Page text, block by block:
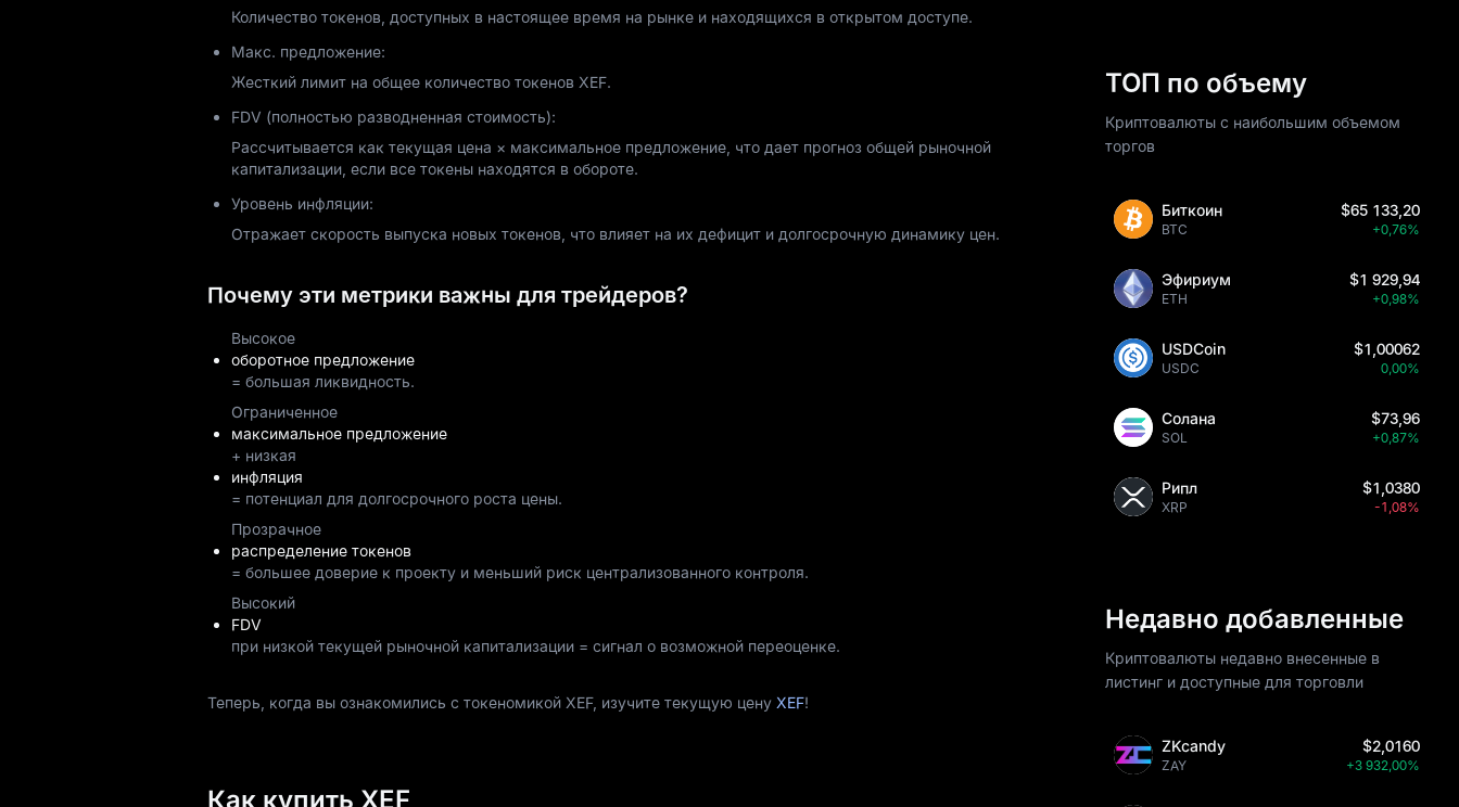
Количество токенов, доступных в настоящее время на рынке и находящихся в открытом доступе.
Макс. предложение:
Жесткий лимит на общее количество токенов XEF.
FDV (полностью разводненная стоимость):
Рассчитывается как текущая цена × максимальное предложение, что дает прогноз общей рыночной
капитализации, если все токены находятся в обороте.
Уровень инфляции:
Отражает скорость выпуска новых токенов, что влияет на их дефицит и долгосрочную динамику цен.
Почему эти метрики важны для трейдеров?
Высокое
оборотное предложение
= большая ликвидность.
Ограниченное
максимальное предложение
+ низкая
инфляция
= потенциал для долгосрочного роста цены.
Прозрачное
распределение токенов
= большее доверие к проекту и меньший риск централизованного контроля.
Высокий
FDV
при низкой текущей рыночной капитализации = сигнал о возможной переоценке.
Теперь, когда вы ознакомились с токеномикой XEF, изучите текущую цену XEF!
Как купить XEF
ТОП по объему
Криптовалюты с наибольшим объемом
торгов
Биткоин
BTC
$65 133,20
+0,76%
Эфириум
ETH
$1 929,94
+0,98%
USDCoin
USDC
$1,00062
0,00%
Солана
SOL
$73,96
+0,87%
Рипл
XRP
$1,0380
-1,08%
Недавно добавленные
Криптовалюты недавно внесенные в
листинг и доступные для торговли
ZKcandy
ZAY
$2,0160
+3 932,00%